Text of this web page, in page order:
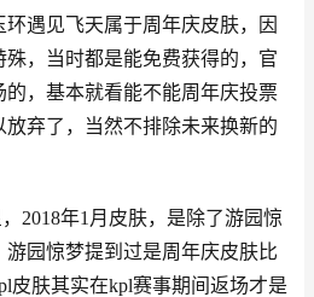
遇见飞天属于周年庆皮肤，因
，当时都是能免费获得的，官
，基本就看能不能周年庆投票
弃了，当然不排除未来换新的
2018年1月皮肤，是除了游园惊
园惊梦提到过是周年庆皮肤比
皮肤其实在kpl赛事期间返场才是